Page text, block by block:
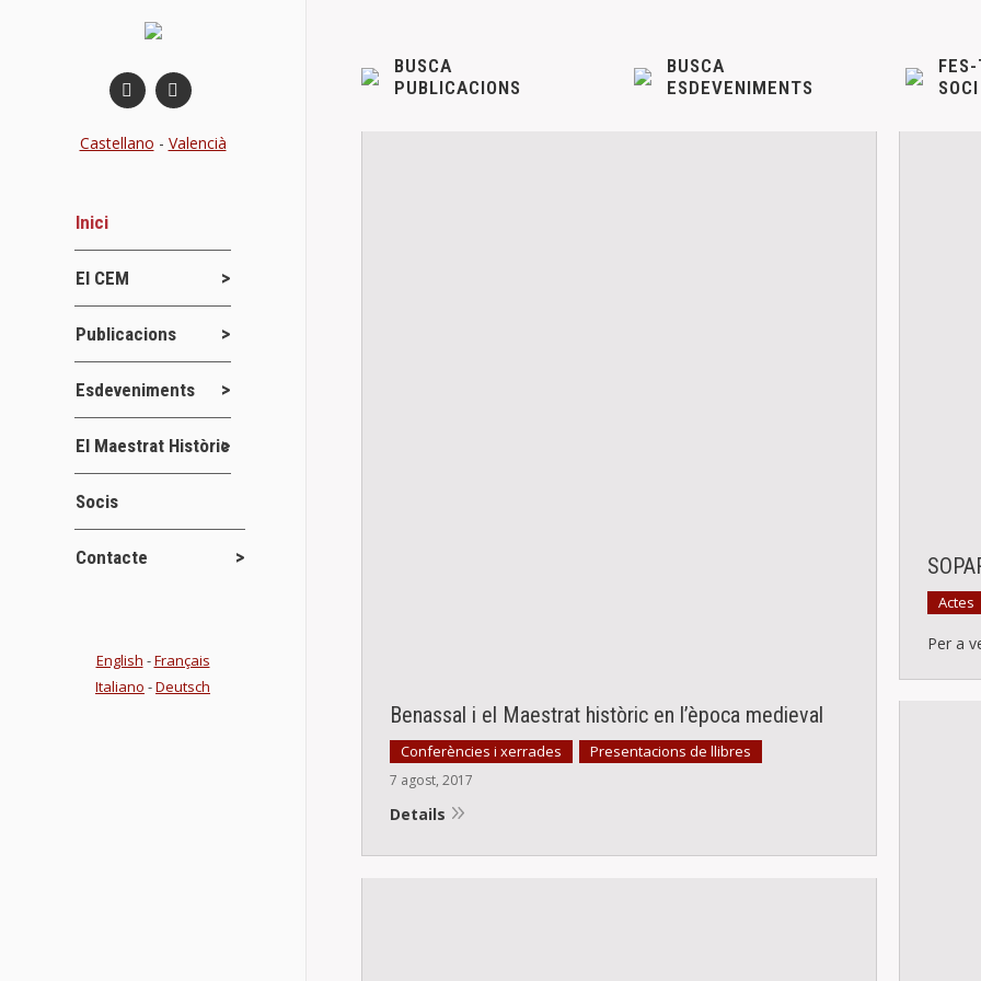
Castellano - Valencià
Inici
El CEM
Publicacions
Esdeveniments
El Maestrat Històric
Socis
Contacte
English -Français
Italiano -Deutsch
BUSCA
PUBLICACIONS
BUSCA
ESDEVENIMENTS
Benassal i el Maestrat històric en l’època medieval
Conferències i xerrades Presentacions de llibres
7 agost, 2017
Details
Actes
Per a